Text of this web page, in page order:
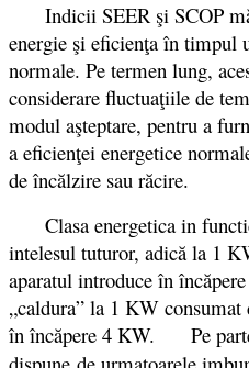
Indicii SEER şi SCOP
energie şi eficienţa în timpul
normale. Pe termen lung,
considerare fluctuaţiile de
modul aşteptare, pentru a
a eficienţei energetice
de încălzire sau răcire.
Clasa energetica in
intelesul tuturor, adică la 1
aparatul introduce în
„caldura” la 1 KW
în încăpere 4 KW.
Pe